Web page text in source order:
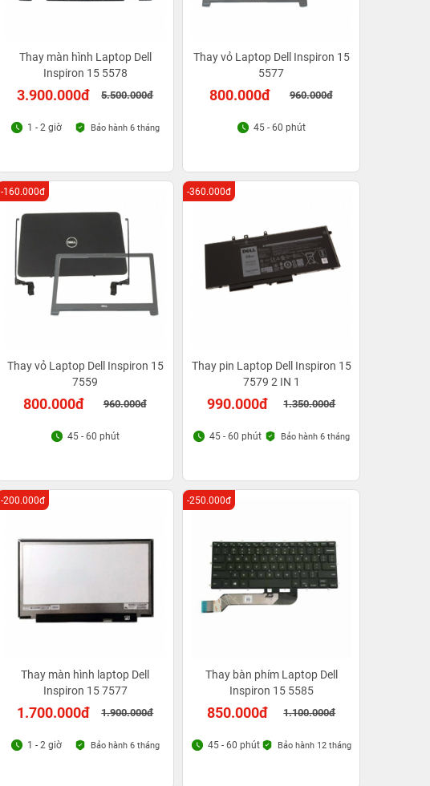
Thay màn hình Laptop Dell
Inspiron 15 5578
3.900.000đ 5.500.000đ
1 - 2 giờ Bảo hành 6 tháng
Thay vỏ Laptop Dell Inspiron 15
5577
800.000đ 960.000đ
45 - 60 phút
Thay vỏ Laptop Dell Inspiron 15
7559
800.000đ 960.000đ
-160.000đ
45 - 60 phút
Thay pin Laptop Dell Inspiron 15
7579 2 IN 1
990.000đ 1.350.000đ
-360.000đ
45 - 60 phút Bảo hành 6 tháng
Thay màn hình laptop Dell
Inspiron 15 7577
1.700.000đ 1.900.000đ
-200.000đ
1 - 2 giờ Bảo hành 6 tháng
Thay bàn phím Laptop Dell
Inspiron 15 5585
850.000đ 1.100.000đ
-250.000đ
45 - 60 phút Bảo hành 12 tháng